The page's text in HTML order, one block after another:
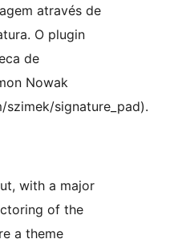
através de
O plugin
de
Nowak
signature_pad).
with a major
of the
a theme